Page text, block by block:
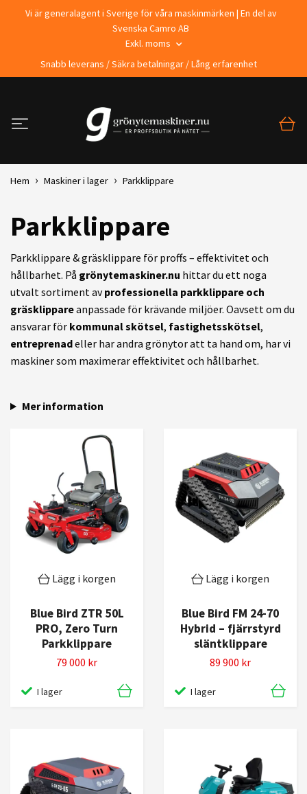
Vi är generalagent i Sverige för våra maskinmärken | En del av
Svenska Camro AB
Exkl. moms
Snabb leverans / Säkra betalningar / Lång erfarenhet
Hem Maskiner i lager Parkklippare
Parkklippare
Parkklippare & gräsklippare för proffs – effektivitet och
hållbarhet. På grönytemaskiner.nu hittar du ett noga
utvalt sortiment avprofessionella parkklippare och
gräsklippareanpassade för krävande miljöer. Oavsett om du
ansvarar för kommunal skötsel, fastighetsskötsel,
entreprenadeller har andra grönytor att ta hand om, har vi
maskiner som maximerar effektivitet och hållbarhet.
Mer information
Lägg i korgen
Blue Bird ZTR 50L
PRO, Zero Turn
Parkklippare
79 000 kr
I lager
Lägg i korgen
Blue Bird FM 24-70
Hybrid – fjärrstyrd
släntklippare
89 900 kr
I lager